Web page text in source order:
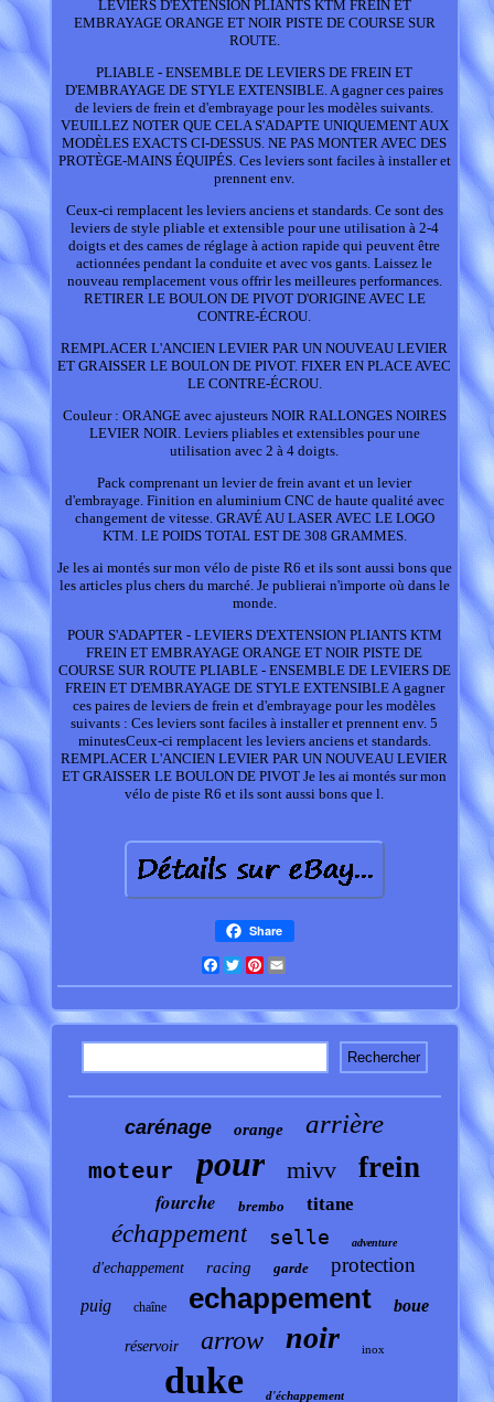
LEVIERS D'EXTENSION PLIANTS KTM FREIN ET
EMBRAYAGE ORANGE ET NOIR PISTE DE COURSE SUR
ROUTE.
PLIABLE - ENSEMBLE DE LEVIERS DE FREIN ET
D'EMBRAYAGE DE STYLE EXTENSIBLE. A gagner ces paires
de leviers de frein et d'embrayage pour les modèles suivants.
VEUILLEZ NOTER QUE CELA S'ADAPTE UNIQUEMENT AUX
MODÈLES EXACTS CI-DESSUS. NE PAS MONTER AVEC DES
PROTÈGE-MAINS ÉQUIPÉS. Ces leviers sont faciles à installer et
prennent env.
Ceux-ci remplacent les leviers anciens et standards. Ce sont des
leviers de style pliable et extensible pour une utilisation à 2-4
doigts et des cames de réglage à action rapide qui peuvent être
actionnées pendant la conduite et avec vos gants. Laissez le
nouveau remplacement vous offrir les meilleures performances.
RETIRER LE BOULON DE PIVOT D'ORIGINE AVEC LE
CONTRE-ÉCROU.
REMPLACER L'ANCIEN LEVIER PAR UN NOUVEAU LEVIER
ET GRAISSER LE BOULON DE PIVOT. FIXER EN PLACE AVEC
LE CONTRE-ÉCROU.
Couleur : ORANGE avec ajusteurs NOIR RALLONGES NOIRES
LEVIER NOIR. Leviers pliables et extensibles pour une
utilisation avec 2 à 4 doigts.
Pack comprenant un levier de frein avant et un levier
d'embrayage. Finition en aluminium CNC de haute qualité avec
changement de vitesse. GRAVÉ AU LASER AVEC LE LOGO
KTM. LE POIDS TOTAL EST DE 308 GRAMMES.
Je les ai montés sur mon vélo de piste R6 et ils sont aussi bons que
les articles plus chers du marché. Je publierai n'importe où dans le
monde.
POUR S'ADAPTER - LEVIERS D'EXTENSION PLIANTS KTM
FREIN ET EMBRAYAGE ORANGE ET NOIR PISTE DE
COURSE SUR ROUTE PLIABLE - ENSEMBLE DE LEVIERS DE
FREIN ET D'EMBRAYAGE DE STYLE EXTENSIBLE A gagner
ces paires de leviers de frein et d'embrayage pour les modèles
suivants : Ces leviers sont faciles à installer et prennent env. 5
minutesCeux-ci remplacent les leviers anciens et standards.
REMPLACER L'ANCIEN LEVIER PAR UN NOUVEAU LEVIER
ET GRAISSER LE BOULON DE PIVOT Je les ai montés sur mon
vélo de piste R6 et ils sont aussi bons que l.
Share
Facebook
TwitterPinterest
carénage orange arrière
moteur pour mivv frein
fourche brembo titane
échappement selle adventure
d'echappement racing garde protection
puig chaîne echappement boue
réservoir arrow noir inox
duke d'échappement